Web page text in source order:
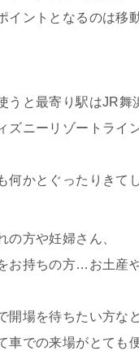
イントとなるのは移
うと最寄り駅はJR舞
ズニーリゾートライ
何かとぐったりきて
の方や妊婦さん、
お持ちの方…お土産
開場を待ちたい方な
車での来場がとても